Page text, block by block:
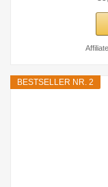
BESTSELLER NR. 2